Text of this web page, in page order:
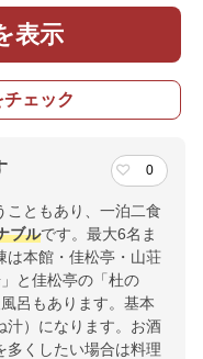
表示
ェック
0
こともあり、一泊二食
ブルです。最大6名ま
は本館・佳松亭・山荘
と佳松亭の「杜の
呂もあります。基本
汁）になります。お酒
多くしたい場合は料理